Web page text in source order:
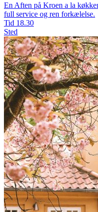
En Aften på Kroen a la
full service og ren forkælelse.
Tid 18.30
Sted